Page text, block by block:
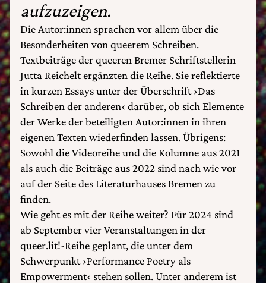
aufzuzeigen.
Die Autor:innen sprachen vor allem über die
Besonderheiten von queerem Schreiben.
Textbeiträge der queeren Bremer Schriftstellerin
Jutta Reichelt ergänzten die Reihe. Sie reflektierte
in kurzen Essays unter der Überschrift ›Das
Schreiben der anderen‹ darüber, ob sich Elemente
der Werke der beteiligten Autor:innen in ihren
eigenen Texten wiederfinden lassen. Übrigens:
Sowohl die Videoreihe und die Kolumne aus 2021
als auch die Beiträge aus 2022 sind nach wie vor
auf der Seite des Literaturhauses Bremen zu
finden.
Wie geht es mit der Reihe weiter? Für 2024 sind
ab September vier Veranstaltungen in der
queer.lit!-Reihe geplant, die unter dem
Schwerpunkt ›Performance Poetry als
Empowerment‹ stehen sollen. Unter anderem ist